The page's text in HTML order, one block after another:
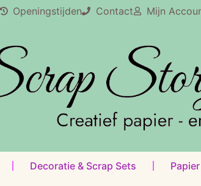
Openingstijden Contact Mijn
Decoratie & Scrap Sets